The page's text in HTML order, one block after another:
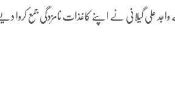
واجد علی گیلانی نے اپنے کاغذات نامزدگی جمع کروا